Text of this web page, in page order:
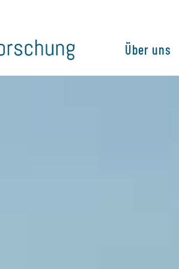
Über uns